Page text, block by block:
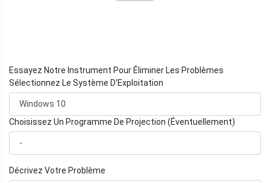
Essayez Notre Instrument Pour Éliminer Les Problèmes
Sélectionnez Le Système D'Exploitation
Choisissez Un Programme De Projection (Éventuellement)
Décrivez Votre Problème